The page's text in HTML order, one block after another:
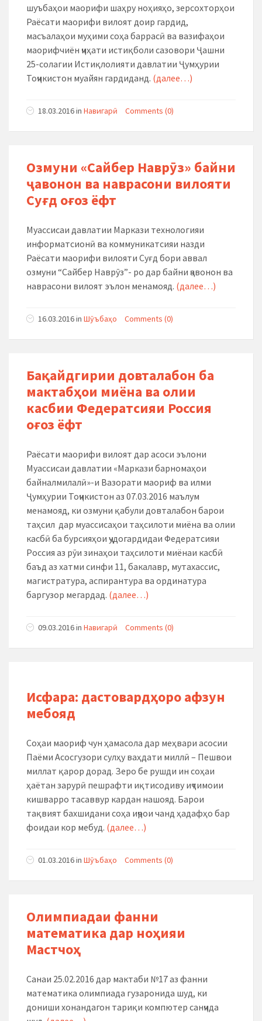
шуъбаҳои маорифи шаҳру ноҳияҳо, зерсохторҳои
Раёсати маорифи вилоят доир гардид,
масъалаҳои муҳими соҳа баррасӣ ва вазифаҳои
маорифчиён ҷиҳати истиқболи сазовори Ҷашни
25-солагии Истиқлолияти давлатии Ҷумҳурии
Тоҷикистон муайян гардиданд. (далее…)
18.03.2016in Навигарӣ Comments (0)
Озмуни «Сайбер Наврӯз» байни
ҷавонон ва наврасони вилояти
Суғд оғоз ёфт
Муассисаи давлатии Маркази технологияи
информатсионӣ ва коммуникатсияи назди
Раёсати маорифи вилояти Суғд бори аввал
озмуни “Сайбер Наврӯз”- ро дар байни ҷавонон ва
наврасони вилоят эълон менамояд. (далее…)
16.03.2016in Шӯъбаҳо Comments (0)
Бақайдгирии довталабон ба
мактабҳои миёна ва олии
касбии Федератсияи Россия
оғоз ёфт
Раёсати маорифи вилоят дар асоси эълони
Муассисаи давлатии «Маркази барномаҳои
байналмилалӣ»-и Вазорати маориф ва илми
Ҷумҳурии Тоҷикистон аз 07.03.2016 маълум
менамояд, ки озмуни қабули довталабон барои
таҳсил дар муассисаҳои таҳсилоти миёна ва олии
касбӣ ба бурсияҳои ҷудогардидаи Федератсияи
Россия аз рӯи зинаҳои таҳсилоти миёнаи касбӣ
баъд аз хатми синфи 11, бакалавр, мутахассис,
магистратура, аспирантура ва ординатура
баргузор мегардад. (далее…)
09.03.2016in Навигарӣ Comments (0)
Исфара: дастовардҳоро афзун
мебояд
Соҳаи маориф чун ҳамасола дар меҳвари асосии
Паёми Асосгузори сулҳу ваҳдати миллӣ – Пешвои
миллат қарор дорад. Зеро бе рушди ин соҳаи
ҳаётан зарурӣ пешрафти иқтисодиву иҷтимоии
кишварро тасаввур кардан нашояд. Барои
тақвият бахшидани соҳа иҷрои чанд ҳадафҳо бар
фоидаи кор мебуд. (далее…)
01.03.2016in Шӯъбаҳо Comments (0)
Олимпиадаи фанни
математика дар ноҳияи
Мастчоҳ
Санаи 25.02.2016 дар мактаби №17 аз фанни
математика олимпиада гузаронида шуд, ки
дониши хонандагон тариқи компютер санҷида